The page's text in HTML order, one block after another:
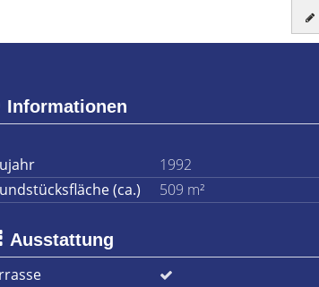
Informationen
1992
(ca.)
509 m²
Ausstattung